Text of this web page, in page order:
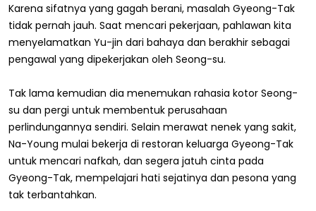
Karena sifatnya yang gagah berani, masalah Gyeong-Tak
tidak pernah jauh. Saat mencari pekerjaan, pahlawan kita
menyelamatkan Yu-jin dari bahaya dan berakhir sebagai
pengawal yang dipekerjakan oleh Seong-su.
Tak lama kemudian dia menemukan rahasia kotor Seong-
su dan pergi untuk membentuk perusahaan
perlindungannya sendiri. Selain merawat nenek yang sakit,
Na-Young mulai bekerja di restoran keluarga Gyeong-Tak
untuk mencari nafkah, dan segera jatuh cinta pada
Gyeong-Tak, mempelajari hati sejatinya dan pesona yang
tak terbantahkan.